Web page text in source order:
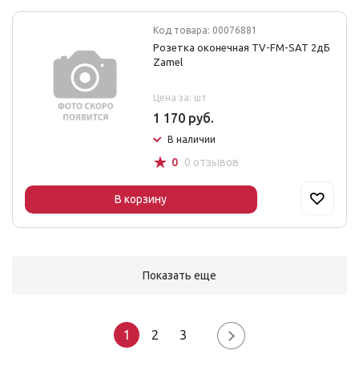
Код товара: 00076881
Розетка оконечная TV-FM-SAT 2дБ
Zamel
Цена за: шт
1 170 руб.
В наличии
☆ 0 0 отзывов
В корзину
Показать еще
1 2 3